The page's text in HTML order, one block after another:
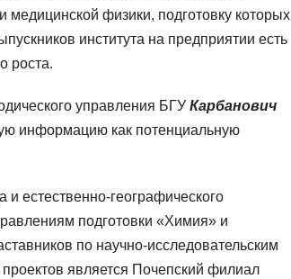
физики, подготовку которых
института на предприятии есть
роста.
управления БГУ Карбанович
информацию как потенциальную
естественно-географического
подготовки «Химия» и
по научно-исследовательским
является Почепский филиал